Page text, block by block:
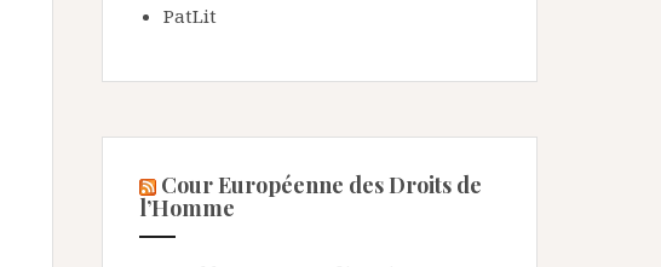
PatLit
Cour Européenne des Droits de
l’Homme